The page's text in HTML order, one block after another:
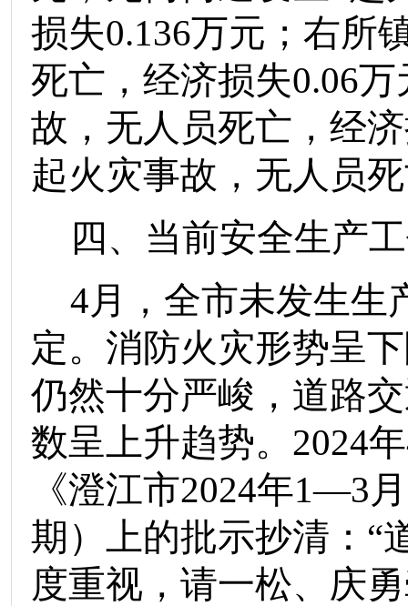
损失0.136万元 ； 右所
死亡 ， 经济损失0.06万
故，无人员死亡，经
起火灾事故， 无人员
四、 当前安全生产
4月， 全市未发生生
定。 消防火灾形势呈
仍然十分严峻，道路
数呈 上升趋势。 2024年
《澄江市2024年1—3
期）上的批示抄清： “
度重视，请一松、庆